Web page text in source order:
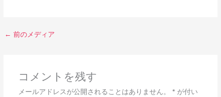
← 前のメディア
コメントを残す
メールアドレスが公開されることはありません。 *が付い